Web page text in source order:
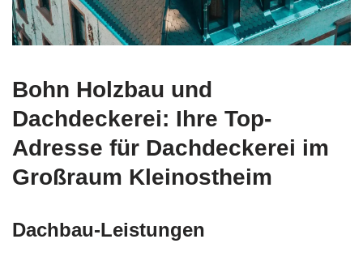
Bohn Holzbau und
Dachdeckerei: Ihre Top-
Adresse für Dachdeckerei im
Großraum Kleinostheim
Dachbau-Leistungen